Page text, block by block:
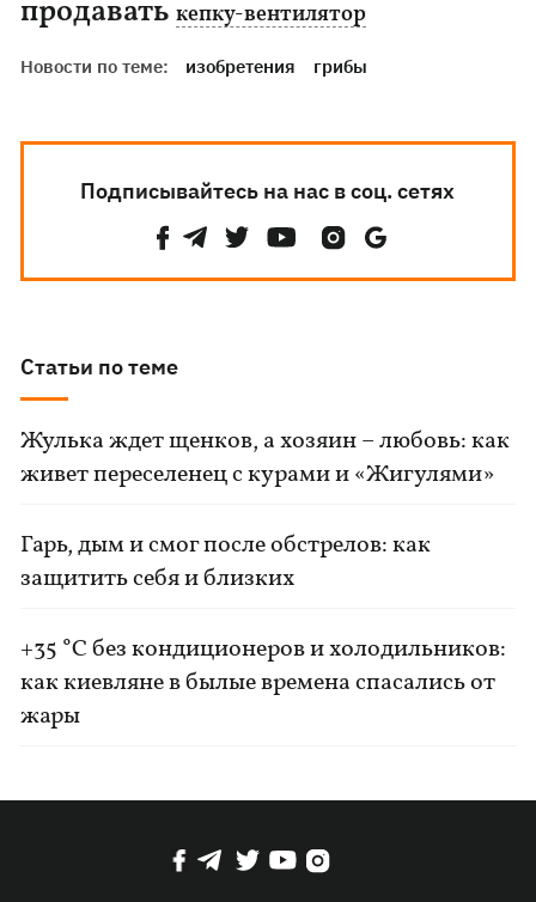
продаватькепку-вентилятор
Новости по теме: изобретения грибы
Подписывайтесь на нас в соц. сетях
Статьи по теме
Жулька ждет щенков, а хозяин – любовь: как
живет переселенец с курами и «Жигулями»
Гарь, дым и смог после обстрелов: как
защитить себя и близких
+35 °C без кондиционеров и холодильников:
как киевляне в былые времена спасались от
жары